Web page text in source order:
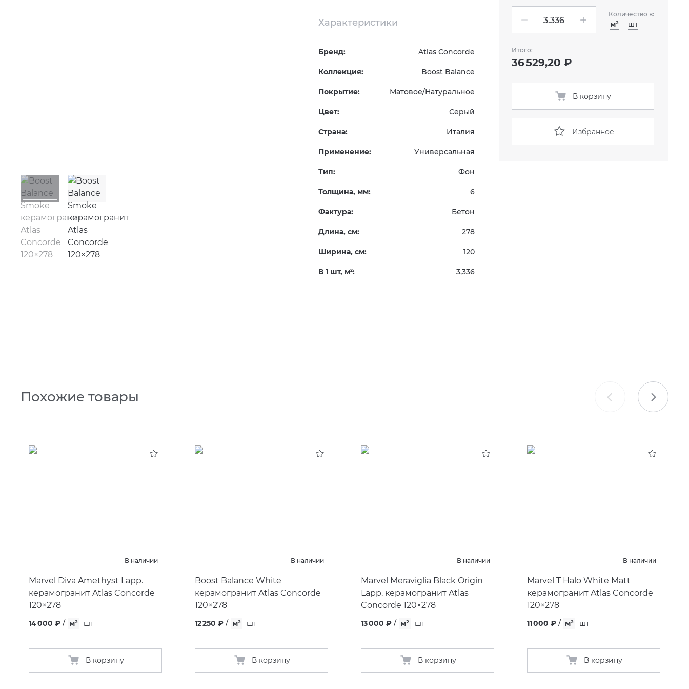
Характеристики
Бренд: Atlas Concorde
Коллекция: Boost Balance
Покрытие: Матовое/Натуральное
Цвет: Серый
Страна: Италия
Применение: Универсальная
Тип: Фон
Толщина, мм: 6
Фактура: Бетон
Длина, см: 278
Ширина, см: 120
В 1 шт, м2: 3,336
Количество в:
м² шт
Итого:
36 529,20 ₽
В корзину
Избранное
Похожие товары
В наличии
Marvel Diva Amethyst Lapp.
керамогранит Atlas Concorde
120×278
14 000 ₽ / м² шт
В корзину
В наличии
Boost Balance White
керамогранит Atlas Concorde
120×278
12 250 ₽ / м² шт
В корзину
В наличии
Marvel Meraviglia Black Origin
Lapp. керамогранит Atlas
Concorde 120×278
13 000 ₽ / м² шт
В корзину
В наличии
Marvel T Halo White Matt
керамогранит Atlas Concorde
120×278
11 000 ₽ / м² шт
В корзину